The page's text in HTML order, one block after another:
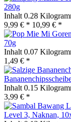
280g
Inhalt 0.28
9,99 € * 10,99 € *
70g
Inhalt 0.07
1,49 € *
Inhalt 0.15
3,99 € *
Level 3, Naknan,